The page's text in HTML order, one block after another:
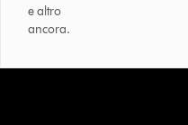
e altro
ancora.